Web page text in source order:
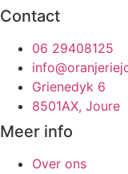
Contact
06 29408125
Grienedyk 6
8501AX, Joure
Meer info
Over ons